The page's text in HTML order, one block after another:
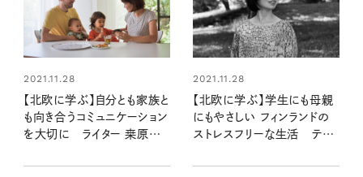
2021.11.28
【北欧に学ぶ】自分とも家族と
も向き合うコミュニケーション
を大切に ライター 桒原さ
2021.11.28
【北欧に学ぶ】学生にも母親
にもやさしい フィンランドの
ストレスフリーな生活 テキ
子さん